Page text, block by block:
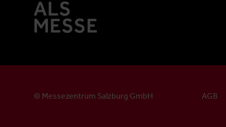
© Messezentrum Salzburg GmbH AGB